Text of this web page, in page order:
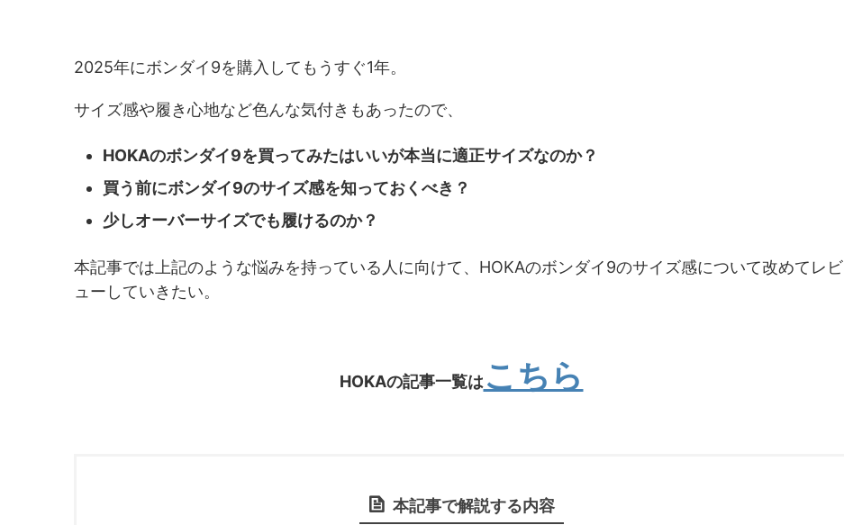
2025年にボンダイ9を購入してもうすぐ1年。
サイズ感や履き心地など色んな気付きもあったので、
HOKAのボンダイ9を買ってみたはいいが本当に適正サイズなのか？
買う前にボンダイ9のサイズ感を知っておくべき？
少しオーバーサイズでも履けるのか？
本記事では上記のような悩みを持っている人に向けて、HOKAのボンダイ9のサイズ感について改めてレビ
ューしていきたい。
HOKAの記事一覧は こちら
本記事で解説する内容